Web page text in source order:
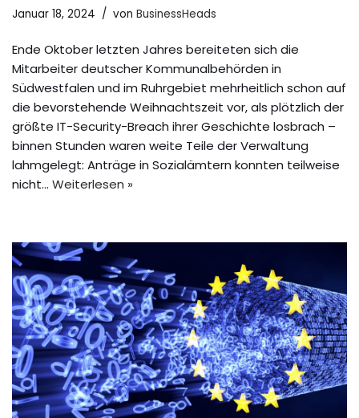
Januar 18, 2024 von BusinessHeads
Ende Oktober letzten Jahres bereiteten sich die
Mitarbeiter deutscher Kommunalbehörden in
Südwestfalen und im Ruhrgebiet mehrheitlich schon auf
die bevorstehende Weihnachtszeit vor, als plötzlich der
größte IT-Security-Breach ihrer Geschichte losbrach –
binnen Stunden waren weite Teile der Verwaltung
lahmgelegt: Anträge in Sozialämtern konnten teilweise
nicht… Weiterlesen »